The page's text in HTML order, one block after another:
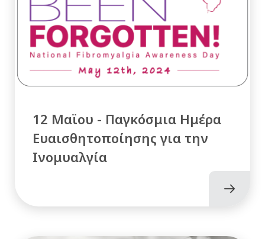
12 Μαϊου - Παγκόσμια Ημέρα
Ευαισθητοποίησης για την
Ινομυαλγία